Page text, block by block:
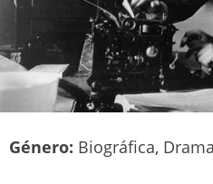
Género: Biográfica,